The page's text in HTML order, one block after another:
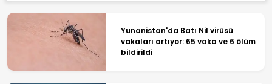
Yunanistan'da Batı Nil virüsü
vakaları artıyor: 65 vaka ve 6 ölüm
bildirildi